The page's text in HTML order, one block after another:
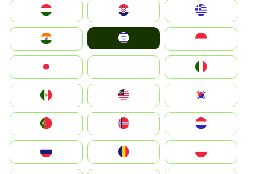
Hrvatska
Magyarország
Indonesia
South Korea
Nederland
Portugal
România